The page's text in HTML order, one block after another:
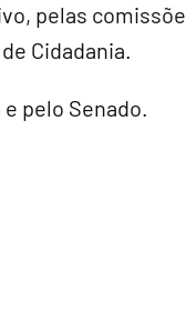
, pelas
Cidadania.
pelo Senado.